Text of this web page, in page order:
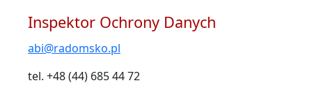
Inspektor Ochrony Danych
abi@radomsko.pl
tel. +48 (44) 685 44 72